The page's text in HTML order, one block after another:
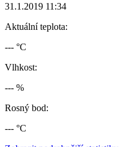
31.1.2019 11:34
Aktuální teplota:
--- °C
Vlhkost:
--- %
Rosný bod:
--- °C